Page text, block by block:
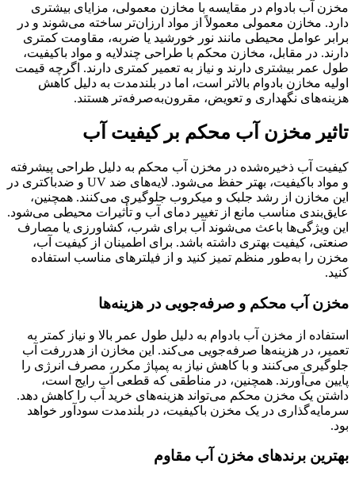
مخزن آب بادوام در مقایسه با مخازن معمولی، مزایای بیشتری
دارد. مخازن معمولی معمولاً از مواد ارزان‌تر ساخته می‌شوند و در
برابر عوامل محیطی مانند نور خورشید یا ضربه، مقاومت کمتری
دارند. در مقابل، مخازن محکم با طراحی چندلایه و مواد باکیفیت،
طول عمر بیشتری دارند و نیاز به تعمیر کمتری دارند. اگرچه قیمت
اولیه مخازن بادوام بالاتر است، اما در بلندمدت به دلیل کاهش
هزینه‌های نگهداری و تعویض، مقرون‌به‌صرفه‌تر هستند.
تاثیر مخزن آب محکم بر کیفیت آب
کیفیت آب ذخیره‌شده در مخزن آب محکم به دلیل طراحی پیشرفته
و مواد باکیفیت، بهتر حفظ می‌شود. لایه‌های ضد UV و ضدباکتری در
این مخازن از رشد جلبک و میکروب جلوگیری می‌کنند. همچنین،
عایق‌بندی مناسب مانع از تغییر دمای آب و تأثیرات محیطی می‌شود.
این ویژگی‌ها باعث می‌شوند آب برای شرب، کشاورزی یا مصارف
صنعتی، کیفیت بهتری داشته باشد. برای اطمینان از کیفیت آب،
مخزن را به‌طور منظم تمیز کنید و از فیلترهای مناسب استفاده
کنید.
مخزن آب محکم و صرفه‌جویی در هزینه‌ها
استفاده از مخزن آب بادوام به دلیل طول عمر بالا و نیاز کمتر به
تعمیر، در هزینه‌ها صرفه‌جویی می‌کند. این مخازن از هدررفت آب
جلوگیری می‌کنند و با کاهش نیاز به پمپاژ مکرر، مصرف انرژی را
پایین می‌آورند. همچنین، در مناطقی که قطعی آب رایج است،
داشتن یک مخزن محکم می‌تواند هزینه‌های خرید آب را کاهش دهد.
سرمایه‌گذاری در یک مخزن باکیفیت، در بلندمدت سودآور خواهد
بود.
بهترین برندهای مخزن آب مقاوم